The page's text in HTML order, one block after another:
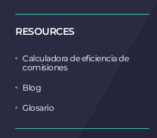
RESOURCES
Calculadora de eficiencia de
comisiones
Blog
Glosario